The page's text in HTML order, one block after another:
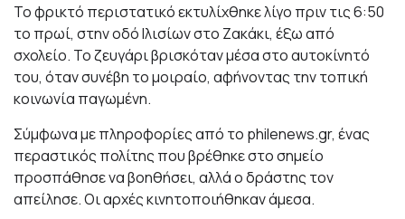
Το φρικτό περιστατικό εκτυλίχθηκε λίγο πριν τις 6:50
το πρωί, στην οδό Ιλισίων στο Ζακάκι, έξω από
σχολείο. Το ζευγάρι βρισκόταν μέσα στο αυτοκίνητό
του, όταν συνέβη το μοιραίο, αφήνοντας την τοπική
κοινωνία παγωμένη.
Σύμφωνα με πληροφορίες από το philenews.gr, ένας
περαστικός πολίτης που βρέθηκε στο σημείο
προσπάθησε να βοηθήσει, αλλά ο δράστης τον
απείλησε. Οι αρχές κινητοποιήθηκαν άμεσα.